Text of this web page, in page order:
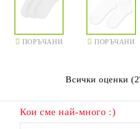
ПОРЪЧАНИ ПОРЪЧАНИ
Всички оценки
Кои сме най-много :)